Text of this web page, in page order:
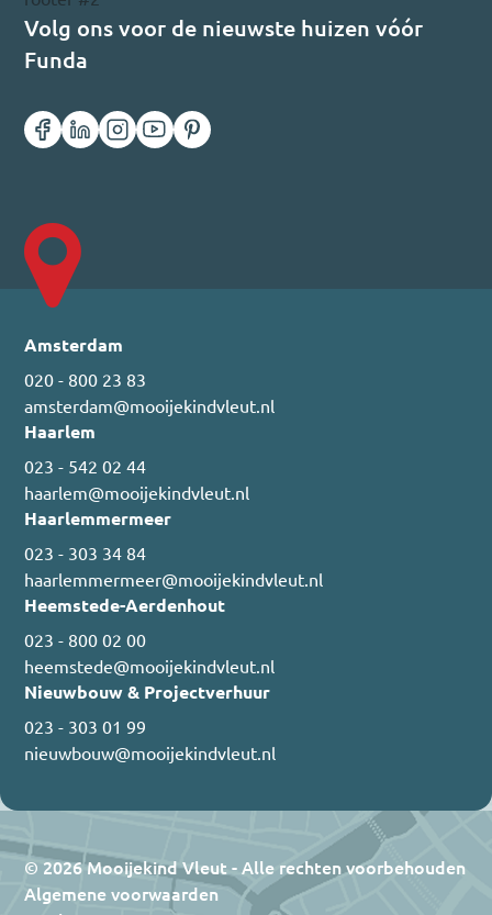
Volg ons voor de nieuwste huizen vóór
Funda
Amsterdam
020 - 800 23 83
amsterdam@mooijekindvleut.nl
Haarlem
023 - 542 02 44
haarlem@mooijekindvleut.nl
Haarlemmermeer
023 - 303 34 84
haarlemmermeer@mooijekindvleut.nl
Heemstede-Aerdenhout
023 - 800 02 00
heemstede@mooijekindvleut.nl
Nieuwbouw & Projectverhuur
023 - 303 01 99
nieuwbouw@mooijekindvleut.nl
© 2026 Mooijekind Vleut - Alle rechten voorbehouden
Algemene voorwaarden